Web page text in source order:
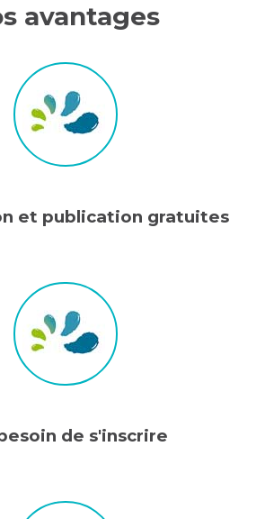
avantages
et publication gratuites
de s'inscrire